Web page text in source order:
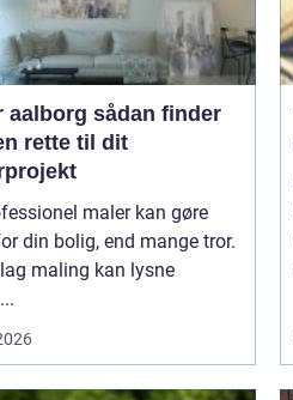
sådan finder
rette til dit
maler kan gøre
din bolig, end mange tror.
maling kan lysne